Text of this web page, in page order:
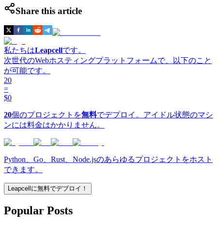
Share this article
私たちはLeapcellです。
次世代のWebホスティングプラットフォームで、以下のこと
が可能です。
20
=
$0
20個のプロジェクトを無料でデプロイ。アイドル状態のマシ
ンには料金はかかりません。
Python、Go、Rust、Node.jsのあらゆるプロジェクトをホスト
できます。
Leapcellに無料でデプロイ！
Popular Posts